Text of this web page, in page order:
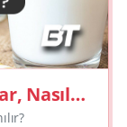
Nasıl